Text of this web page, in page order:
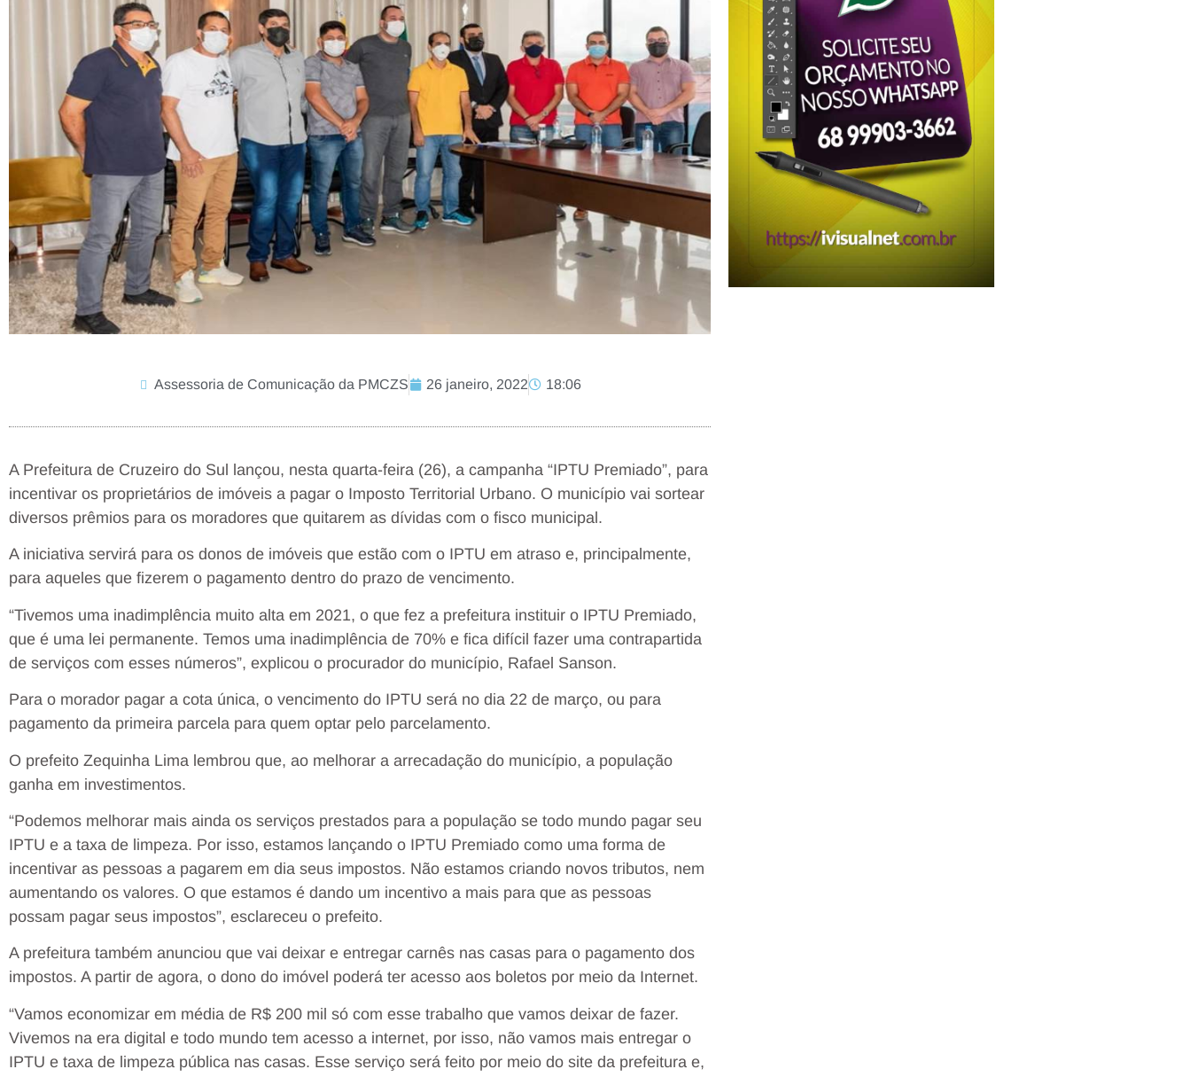
Assessoria de Comunicação da PMCZS 26 janeiro, 2022 18:06
A Prefeitura de Cruzeiro do Sul lançou, nesta quarta-feira (26), a campanha “IPTU Premiado”, para
incentivar os proprietários de imóveis a pagar o Imposto Territorial Urbano. O município vai sortear
diversos prêmios para os moradores que quitarem as dívidas com o fisco municipal.
A iniciativa servirá para os donos de imóveis que estão com o IPTU em atraso e, principalmente,
para aqueles que fizerem o pagamento dentro do prazo de vencimento.
“Tivemos uma inadimplência muito alta em 2021, o que fez a prefeitura instituir o IPTU Premiado,
que é uma lei permanente. Temos uma inadimplência de 70% e fica difícil fazer uma contrapartida
de serviços com esses números”, explicou o procurador do município, Rafael Sanson.
Para o morador pagar a cota única, o vencimento do IPTU será no dia 22 de março, ou para
pagamento da primeira parcela para quem optar pelo parcelamento.
O prefeito Zequinha Lima lembrou que, ao melhorar a arrecadação do município, a população
ganha em investimentos.
“Podemos melhorar mais ainda os serviços prestados para a população se todo mundo pagar seu
IPTU e a taxa de limpeza. Por isso, estamos lançando o IPTU Premiado como uma forma de
incentivar as pessoas a pagarem em dia seus impostos. Não estamos criando novos tributos, nem
aumentando os valores. O que estamos é dando um incentivo a mais para que as pessoas
possam pagar seus impostos”, esclareceu o prefeito.
A prefeitura também anunciou que vai deixar e entregar carnês nas casas para o pagamento dos
impostos. A partir de agora, o dono do imóvel poderá ter acesso aos boletos por meio da Internet.
“Vamos economizar em média de R$ 200 mil só com esse trabalho que vamos deixar de fazer.
Vivemos na era digital e todo mundo tem acesso a internet, por isso, não vamos mais entregar o
IPTU e taxa de limpeza pública nas casas. Esse serviço será feito por meio do site da prefeitura e,